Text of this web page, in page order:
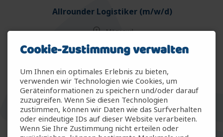
Allrounder Logistiker (m/w/d)
Mägenwil
Temp & Fest
Allrounder Gartenbau (m/w/d)
Arbon
Temp & Fest
Cookie-Zustimmung verwalten
Um Ihnen ein optimales Erlebnis zu bieten,
verwenden wir Technologien wie Cookies, um
Geräteinformationen zu speichern und/oder darauf
zuzugreifen. Wenn Sie diesen Technologien
zustimmen, können wir Daten wie das Surfverhalten
oder eindeutige IDs auf dieser Website verarbeiten.
Wenn Sie Ihre Zustimmung nicht erteilen oder